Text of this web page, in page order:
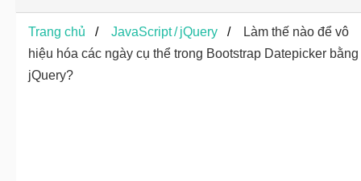
Trang chủ JavaScript / jQuery
Làm thế nào để vô
hiệu hóa các ngày cụ thể trong Bootstrap Datepicker bằng
jQuery?